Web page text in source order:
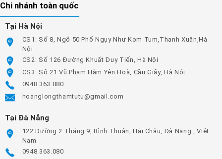
Chi nhánh toàn quốc
Tại Hà Nội
CS1: Số 8, Ngõ 50 Phố Ngụy Như Kom Tum,Thanh Xuân,Hà
Nội
CS2: Số 126 Đường Khuất Duy Tiến, Hà Nội
CS3: Số 21 Vũ Phạm Hàm Yên Hoà, Cầu Giấy, Hà Nội
0948.363.080
hoanglongthamtutu@gmail.com
Tại Đà Nẵng
122 Đường 2 Tháng 9, Bình Thuận, Hải Châu, Đà Nẵng , Việt
Nam
0948.363.080